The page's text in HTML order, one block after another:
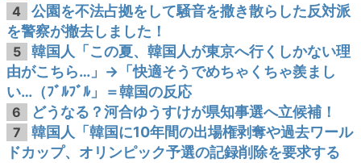
4
公園を不法占拠をして騒音を撒き散らした反対派
を警察が撤去しました！
5
韓国人「この夏、韓国人が東京へ行くしかない理
由がこちら…」→「快適そうでめちゃくちゃ羨まし
い…（ﾌﾞﾙﾌﾞﾙ」＝韓国の反応
6 どうなる？河合ゆうすけが県知事選へ立候補！
7
韓国人「韓国に10年間の出場権剥奪や過去ワール
ドカップ、オリンピック予選の記録削除を要求する